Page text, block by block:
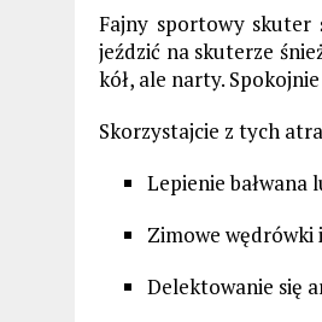
Fajny sportowy skuter
jeździć na skuterze
kół, ale narty.
Skorzystajcie z tych
Lepienie bałwana
Zimowe wędrówki
Delektowanie się